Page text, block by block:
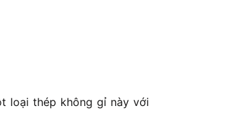
loại thép không gỉ này với